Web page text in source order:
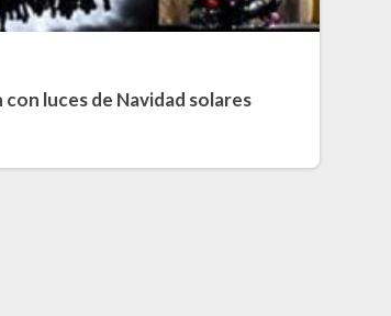
luces de Navidad solares